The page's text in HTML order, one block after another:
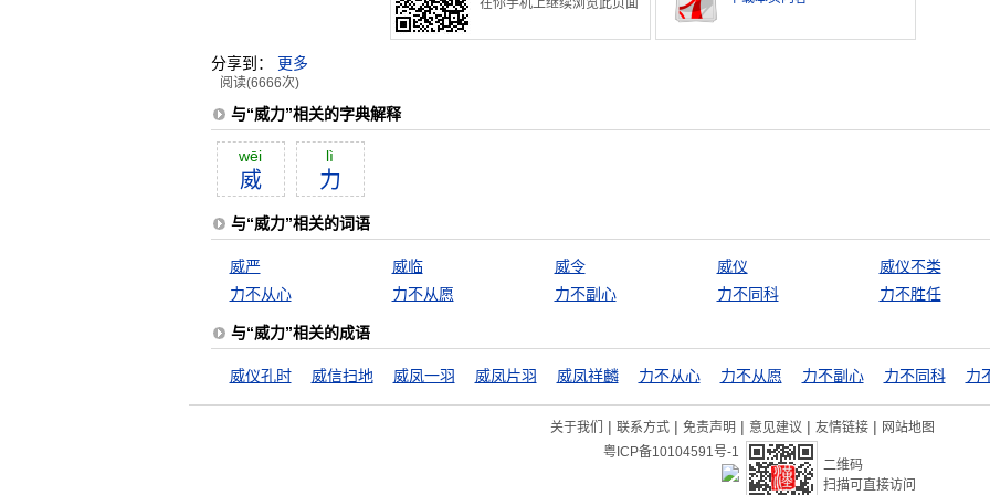
在你手机上继续浏览此页面
分享到： 更多
阅读(6666次)
与“威力”相关的字典解释
wēi
威
lì
力
与“威力”相关的词语
威严 威临 威令 威仪
威仪不类
力不从心
力不从愿 力不副心 力不同科 力不胜任
与“威力”相关的成语
威仪孔时 威信扫地 威凤一羽 威凤片羽 威凤祥麟 力不从心 力不从愿 力不副心 力不同科 力
关于我们 | 联系方式 | 免责声明 | 意见建议 | 友情链接 | 网站地图
粤ICP备10104591号-1
二维码
扫描可直接访问